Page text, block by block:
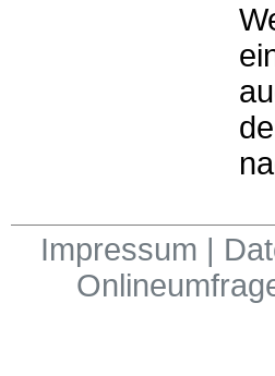
Impressum |